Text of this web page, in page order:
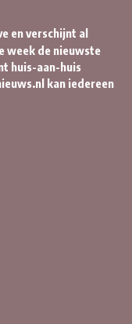
en verschijnt al
week de nieuwste
huis-aan-huis
kan iedereen